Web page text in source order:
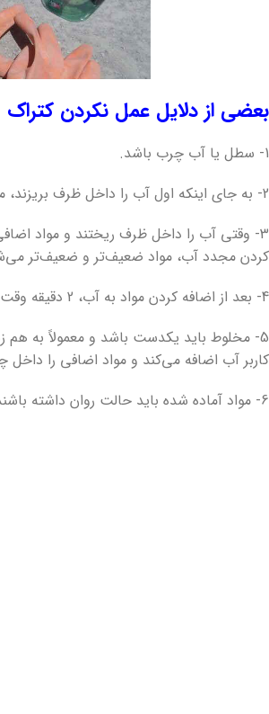
بعضی از دلایل عمل نکردن کتراک
1- سطل یا آب چرب باشد.
2- به جای اینکه اول آب را داخل ظرف بریزند، مواد را ریختند و سپس آب اضافه کردند.
3- وقتی آب را داخل ظرف ریختند و مواد
کردن مجدد آب، مواد ضعیف‌تر و ضعیف‌تر
4- بعد از اضافه کردن مواد به آب، 2 دقیقه وقت دارید تا مواد را داخل چال‌ها بریزید، نه بیشتر.
5- مخلوط باید یکدست باشد و معمولاً به
کاربر آب اضافه می‌کند و مواد اضافی را
6- مواد آماده شده باید حالت روان داشته باشند و داخل ظرف سفت نشده باشند.